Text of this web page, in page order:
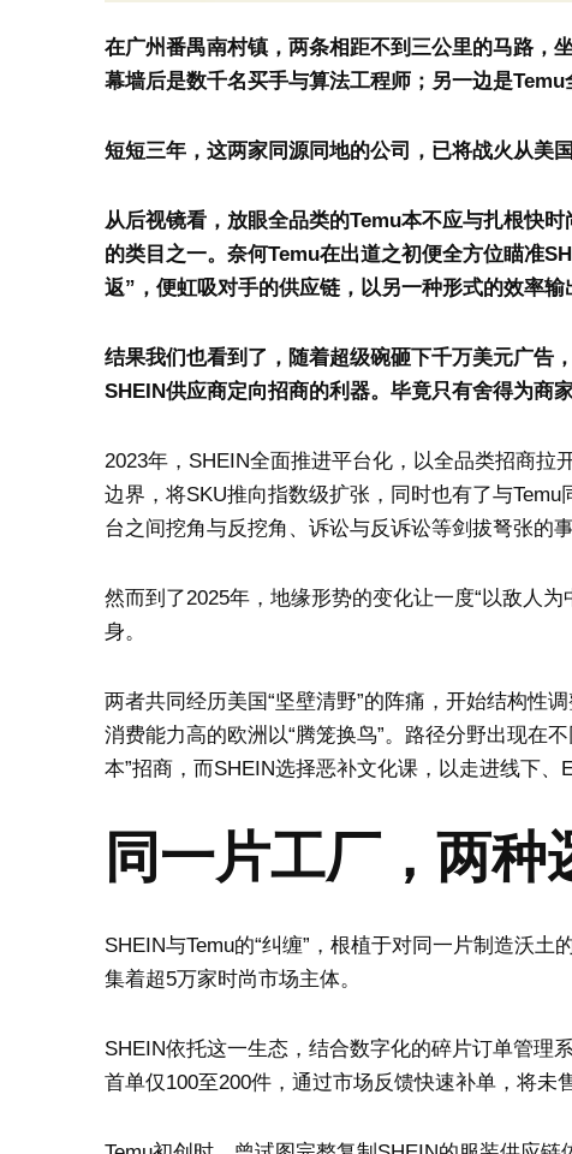
在广州番禺南村镇，两条相距不到三公里的马路，
幕墙后是数千名买手与算法工程师；另一边是
短短三年，这两家同源同地的公司，已将战火从美
从后视镜看，放眼全品类的Temu本不应与扎根快
的类目之一。奈何Temu在出道之初便全方位瞄准
返”，便虹吸对手的供应链，以另一种形式的效率输
结果我们也看到了，随着超级碗砸下千万美元广告
SHEIN供应商定向招商的利器。毕竟只有舍得为商
2023年，SHEIN全面推进平台化，以全品类招商拉
边界，将SKU推向指数级扩张，同时也有了与
台之间挖角与反挖角、诉讼与反诉讼等剑拔弩张的事
然而到了2025年，地缘形势的变化让一度“以敌人
身。
两者共同经历美国“坚壁清野”的阵痛，开始结构性
消费能力高的欧洲以“腾笼换鸟”。路径分野出现在
本”招商，而SHEIN选择恶补文化课，以走进线下、
同一片工厂，两种
SHEIN与Temu的“纠缠”，根植于对同一片制造沃
集着超5万家时尚市场主体。
SHEIN依托这一生态，结合数字化的碎片订单管
首单仅100至200件，通过市场反馈快速补单，将未